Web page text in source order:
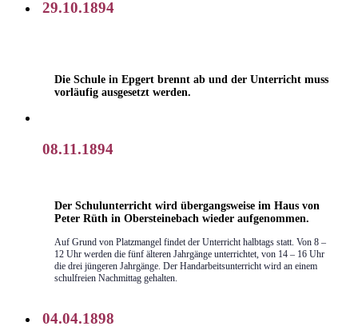
29.10.1894
Die Schule in Epgert brennt ab und der Unterricht muss
vorläufig ausgesetzt werden.
08.11.1894
Der Schulunterricht wird übergangsweise im Haus von
Peter Rüth in Obersteinebach wieder aufgenommen.
Auf Grund von Platzmangel findet der Unterricht halbtags statt. Von 8 –
12 Uhr werden die fünf älteren Jahrgänge unterrichtet, von 14 – 16 Uhr
die drei jüngeren Jahrgänge. Der Handarbeitsunterricht wird an einem
schulfreien Nachmittag gehalten.
04.04.1898